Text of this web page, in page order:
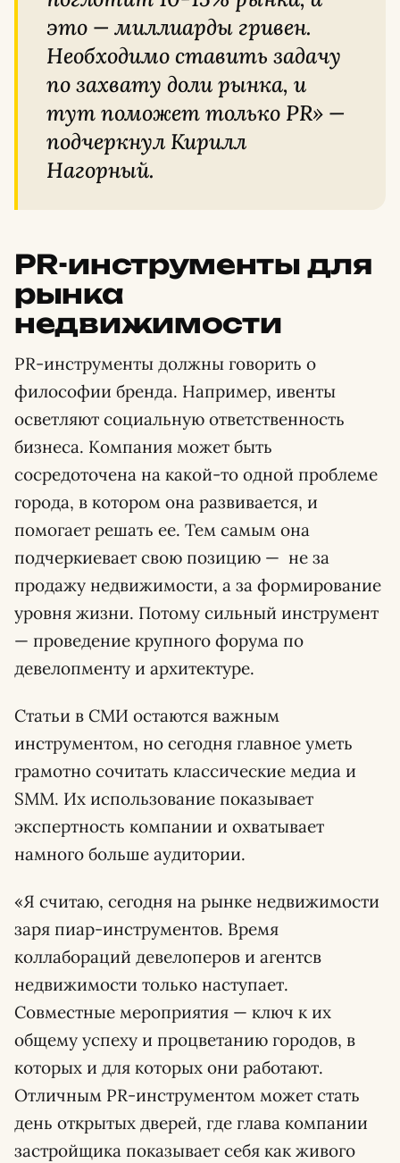
это — миллиарды гривен.
Необходимо ставить задачу
по захвату доли рынка, и
тут поможет только PR» —
подчеркнул Кирилл
Нагорный.
PR-инструменты для
рынка
недвижимости
PR-инструменты должны говорить о
философии бренда. Например, ивенты
осветляют социальную ответственность
бизнеса. Компания может быть
сосредоточена на какой-то одной проблеме
города, в котором она развивается, и
помогает решать ее. Тем самым она
подчеркиевает свою позицию — не за
продажу недвижимости, а за формирование
уровня жизни. Потому сильный инструмент
— проведение крупного форума по
девелопменту и архитектуре.
Статьи в СМИ остаются важным
инструментом, но сегодня главное уметь
грамотно сочитать классические медиа и
SMM. Их использование показывает
экспертность компании и охватывает
намного больше аудитории.
«Я считаю, сегодня на рынке недвижимости
заря пиар-инструментов. Время
коллабораций девелоперов и агентсв
недвижимости только наступает.
Совместные мероприятия — ключ к их
общему успеху и процветанию городов, в
которых и для которых они работают.
Отличным PR-инструментом может стать
день открытых дверей, где глава компании
застройщика показывает себя как живого